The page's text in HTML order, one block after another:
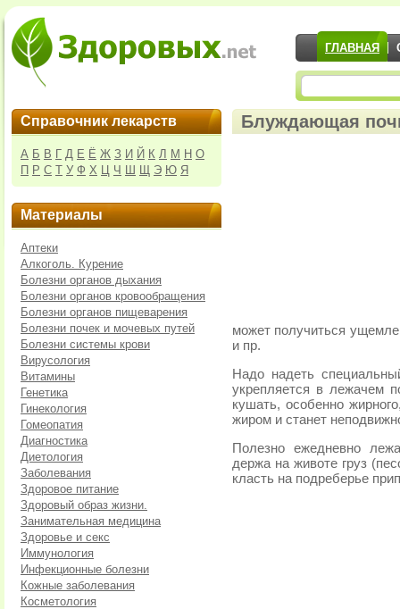
ГЛАВНАЯ
Справочник лекарств
А Б В Г Д Е Ё Ж З И Й К Л М Н О
П Р С Т У Ф Х Ц Ч Ш Щ Э Ю Я
Материалы
Аптеки
Алкоголь. Курение
Болезни органов дыхания
Болезни органов кровообращения
Болезни органов пищеварения
Болезни почек и мочевых путей
Болезни системы крови
Вирусология
Витамины
Генетика
Гинекология
Гомеопатия
Диагностика
Диетология
Заболевания
Здоровое питание
Здоровый образ жизни.
Занимательная медицина
Здоровье и секс
Иммунология
Инфекционные болезни
Кожные заболевания
Косметология
Блуждающая
может получиться
и пр.
Надо надеть
укрепляется в лежачем
кушать, особенно
жиром и станет
Полезно ежедневно
держа на животе груз
класть на подреберье